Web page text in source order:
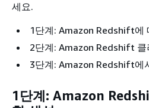
세요.
1단계: Amazon Redshift에
2단계: Amazon Redshift 클
3단계: Amazon Redshift에
1단계: Amazon